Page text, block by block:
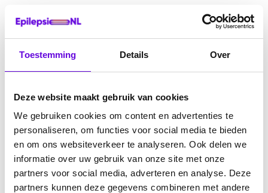
Toestemming Details Over
Deze website maakt gebruik van cookies
We gebruiken cookies om content en advertenties te
personaliseren, om functies voor social media te bieden
en om ons websiteverkeer te analyseren. Ook delen we
informatie over uw gebruik van onze site met onze
partners voor social media, adverteren en analyse. Deze
partners kunnen deze gegevens combineren met andere